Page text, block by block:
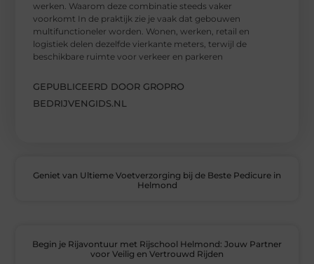
werken. Waarom deze combinatie steeds vaker
voorkomt In de praktijk zie je vaak dat gebouwen
multifunctioneler worden. Wonen, werken, retail en
logistiek delen dezelfde vierkante meters, terwijl de
beschikbare ruimte voor verkeer en parkeren
GEPUBLICEERD DOOR GROPRO
BEDRIJVENGIDS.NL
Geniet van Ultieme Voetverzorging bij de Beste Pedicure in
Helmond
Begin je Rijavontuur met Rijschool Helmond: Jouw Partner
voor Veilig en Vertrouwd Rijden